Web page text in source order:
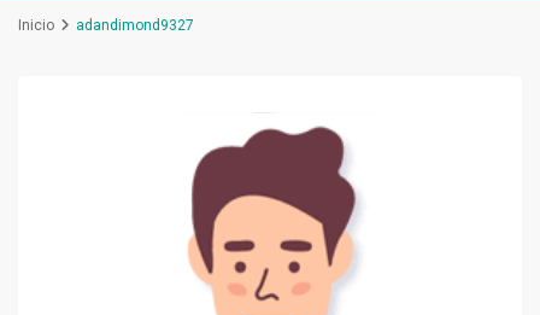
Inicio adandimond9327